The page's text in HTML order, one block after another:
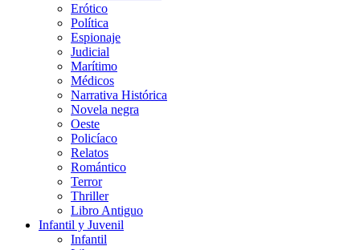
Erótico
Política
Espionaje
Judicial
Marítimo
Médicos
Narrativa Histórica
Novela negra
Oeste
Policíaco
Relatos
Romántico
Terror
Thriller
Libro Antiguo
Infantil y Juvenil
Infantil